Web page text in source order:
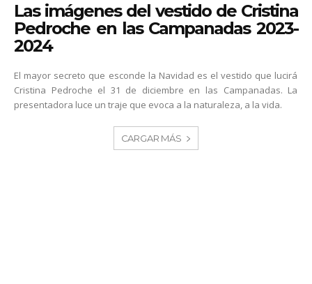
Las imágenes del vestido de Cristina
Pedroche en las Campanadas 2023-
2024
El mayor secreto que esconde la Navidad es el vestido que lucirá
Cristina Pedroche el 31 de diciembre en las Campanadas. La
presentadora luce un traje que evoca a la naturaleza, a la vida.
CARGAR MÁS